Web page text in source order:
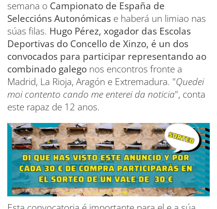
semana o Campionato de España de
Seleccións Autonómicas e haberá un limiao nas
súas filas. Hugo Pérez, xogador das Escolas
Deportivas do Concello de Xinzo, é un dos
convocados para participar representando ao
combinado galego nos encontros fronte a
Madrid, La Rioja, Aragón e Extremadura. "Quedei
moi contento cando me enterei da noticia", conta
este rapaz de 12 anos.